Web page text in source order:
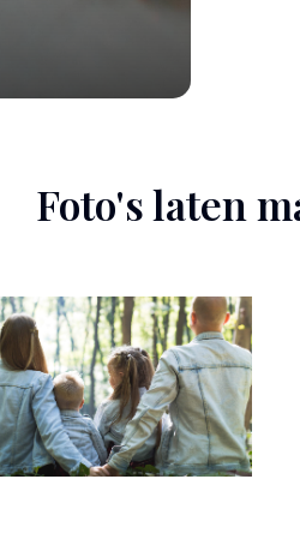
Foto's laten